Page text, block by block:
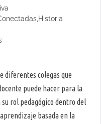
,Historia
diferentes colegas que
puede hacer para la
rol pedagógico dentro del
basada en la